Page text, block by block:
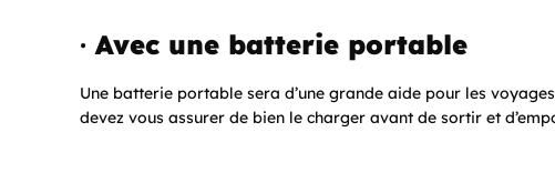
· Avec une batterie portable
Une batterie portable sera d’une grande aide pour les
devez vous assurer de bien le charger avant de sortir et